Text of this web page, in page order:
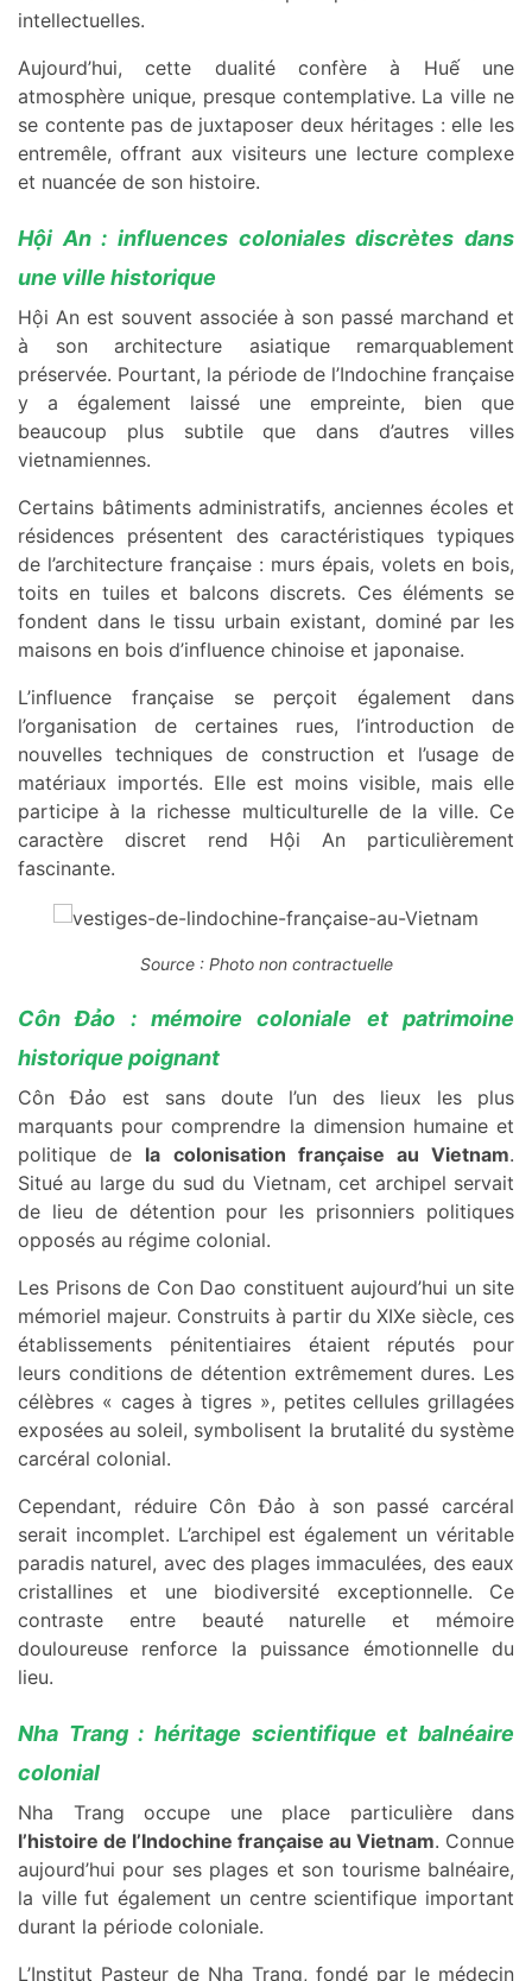
intellectuelles.
Aujourd’hui, cette dualité confère à Huế une
atmosphère unique, presque contemplative. La ville ne
se contente pas de juxtaposer deux héritages : elle les
entremêle, offrant aux visiteurs une lecture complexe
et nuancée de son histoire.
Hội An : influences coloniales discrètes dans
une ville historique
Hội An est souvent associée à son passé marchand et
à son architecture asiatique remarquablement
préservée. Pourtant, la période de l’Indochine française
y a également laissé une empreinte, bien que
beaucoup plus subtile que dans d’autres villes
vietnamiennes.
Certains bâtiments administratifs, anciennes écoles et
résidences présentent des caractéristiques typiques
de l’architecture française : murs épais, volets en bois,
toits en tuiles et balcons discrets. Ces éléments se
fondent dans le tissu urbain existant, dominé par les
maisons en bois d’influence chinoise et japonaise.
L’influence française se perçoit également dans
l’organisation de certaines rues, l’introduction de
nouvelles techniques de construction et l’usage de
matériaux importés. Elle est moins visible, mais elle
participe à la richesse multiculturelle de la ville. Ce
caractère discret rend Hội An particulièrement
fascinante.
Source : Photo non contractuelle
Côn Đảo : mémoire coloniale et patrimoine
historique poignant
Côn Đảo est sans doute l’un des lieux les plus
marquants pour comprendre la dimension humaine et
politique de la colonisation française au Vietnam.
Situé au large du sud du Vietnam, cet archipel servait
de lieu de détention pour les prisonniers politiques
opposés au régime colonial.
Les Prisons de Con Dao constituent aujourd’hui un site
mémoriel majeur. Construits à partir du XIXe siècle, ces
établissements pénitentiaires étaient réputés pour
leurs conditions de détention extrêmement dures. Les
célèbres « cages à tigres », petites cellules grillagées
exposées au soleil, symbolisent la brutalité du système
carcéral colonial.
Cependant, réduire Côn Đảo à son passé carcéral
serait incomplet. L’archipel est également un véritable
paradis naturel, avec des plages immaculées, des eaux
cristallines et une biodiversité exceptionnelle. Ce
contraste entre beauté naturelle et mémoire
douloureuse renforce la puissance émotionnelle du
lieu.
Nha Trang : héritage scientifique et balnéaire
colonial
Nha Trang occupe une place particulière dans
l’histoire de l’Indochine française au Vietnam. Connue
aujourd’hui pour ses plages et son tourisme balnéaire,
la ville fut également un centre scientifique important
durant la période coloniale.
L’Institut Pasteur de Nha Trang, fondé par le médecin